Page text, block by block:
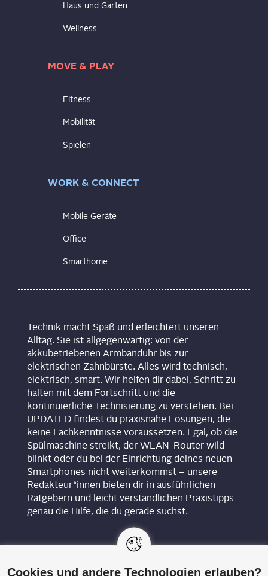
Haus und Garten
Wellness
MOVE & PLAY
Fitness
Mobilität
Spielen
WORK & CONNECT
Mobile Geräte
Office
Smarthome
Technik macht Spaß und erleichtert unseren
Alltag. Sie ist allgegenwärtig: von der
akkubetriebenen Armbanduhr bis zur
elektrischen Zahnbürste. Alles wird technisch,
elektrisch, smart. Wir helfen dir dabei, Schritt zu
halten mit dem Fortschritt und die
kontinuierliche Technisierung zu verstehen. Bei
UPDATED findest du praxisnahe Lösungen, die
keine Fachkenntnisse voraussetzen. Egal, ob die
Spülmaschine streikt, der WLAN-Router wild
blinkt oder du bei der Einrichtung deines neuen
Smartphones nicht weiterkommst – unsere
Redakteur*innen bieten dir in ausführlichen
Ratgebern und leicht verständlichen Praxistipps
genau die Hilfe, die du gerade suchst.
Cookies und andere Technologien erlauben?